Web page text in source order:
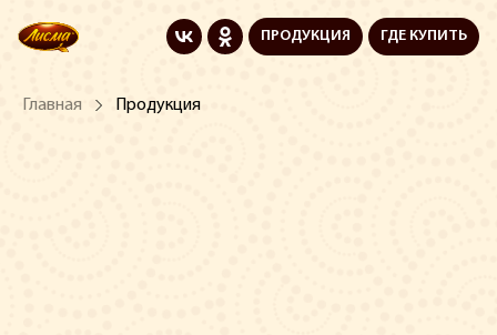
ПРОДУКЦИЯ ГДЕ КУПИТЬ
Главная Продукция